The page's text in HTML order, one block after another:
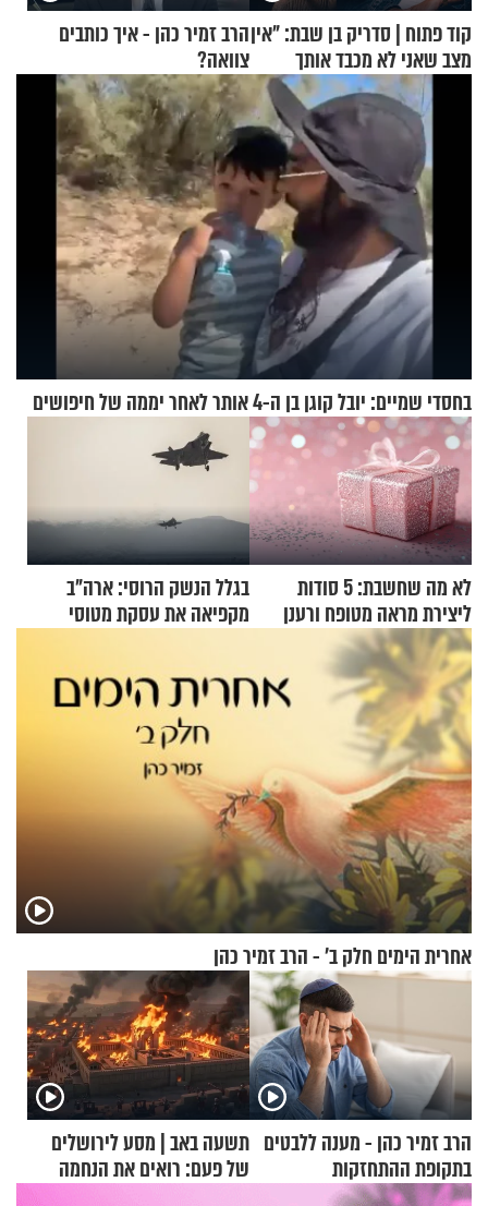
קוד פתוח | סדריק בן שבת: "אין
מצב שאני לא מכבד אותך
בבוקר בהנחת תפילין"
הרב זמיר כהן - איך כותבים
צוואה?
בחסדי שמיים: יובל קוגן בן ה-4 אותר לאחר יממה של חיפושים
לא מה שחשבת: 5 סודות
ליצירת מראה מטופח ורענן
בגלל הנשק הרוסי: ארה"ב
מקפיאה את עסקת מטוסי
אחרית הימים חלק ב’ - הרב זמיר כהן
הרב זמיר כהן - מענה ללבטים
בתקופת ההתחזקות
תשעה באב | מסע לירושלים
של פעם: רואים את הנחמה